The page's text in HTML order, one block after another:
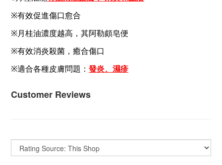
※有效促進傷口愈合
※月桂油濃度越高，其阿勒頗皂便
※有效消炎殺菌，癒合傷口
※適合各種皮膚問題： 發炎、濕疹
Customer Reviews